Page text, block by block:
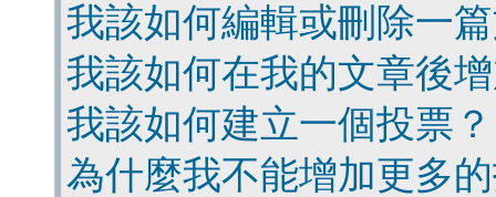
我該如何編輯或刪除一
我該如何在我的文章後
我該如何建立一個投票？
為什麼我不能增加更多